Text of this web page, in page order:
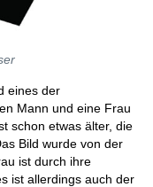
eines der
Mann und eine Frau
schon etwas älter, die
Bild wurde von der
ist durch ihre
ist allerdings auch der